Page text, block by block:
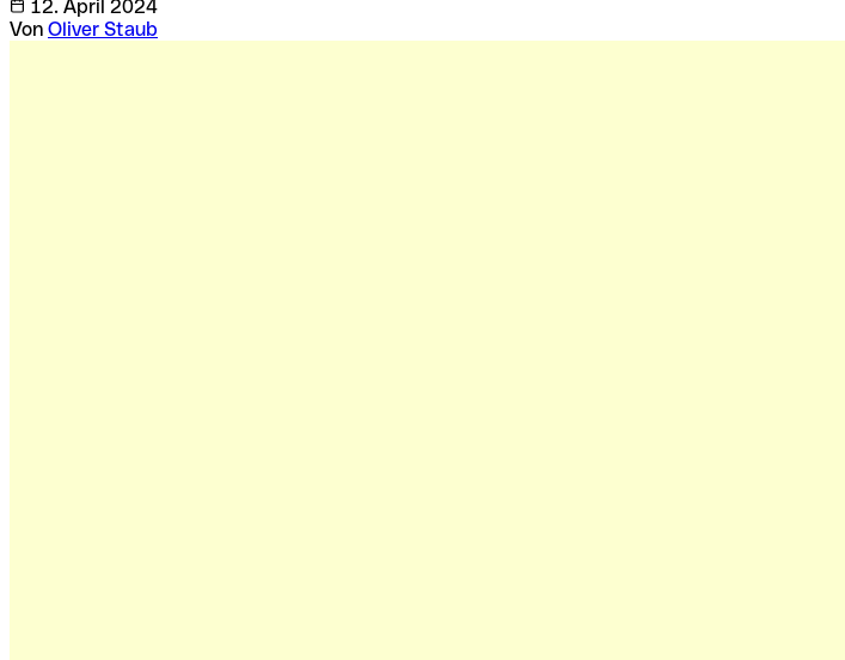
12. April 2024
Von Oliver Staub